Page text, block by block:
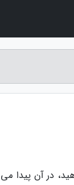
در آن پیدا می